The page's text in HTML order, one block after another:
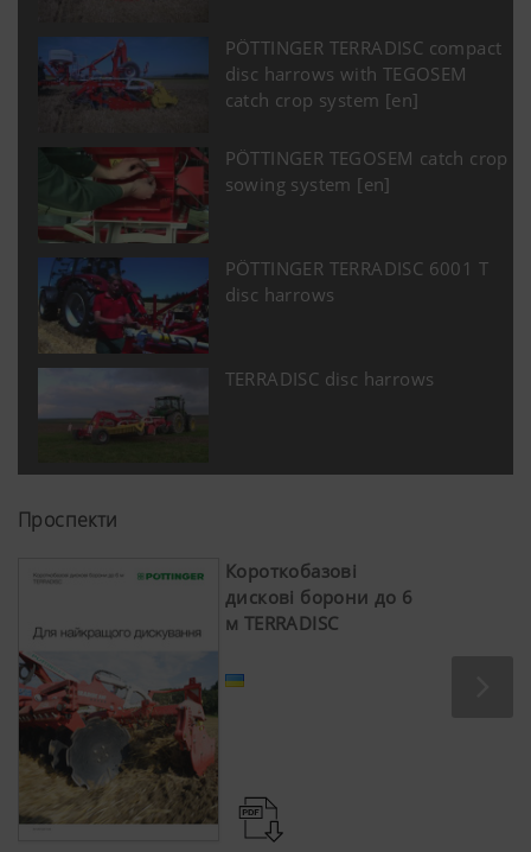
Більше інфо
PÖTTINGER TERRADISC compact
disc harrows with TEGOSEM
catch crop system [en]
PÖTTINGER TEGOSEM catch crop
sowing system [en]
PÖTTINGER TERRADISC 6001 T
disc harrows
TERRADISC disc harrows
Проспекти
Короткобазові
дискові борони до 6
м TERRADISC